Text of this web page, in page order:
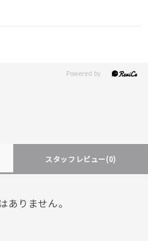
スタッフレビュー(0)
ありません。